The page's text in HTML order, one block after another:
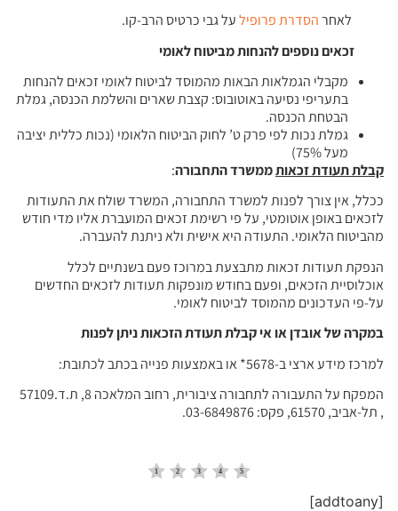
לאחרהסדרת פרופילעל גבי כרטיס הרב-קו.
זכאים נוספים להנחות מביטוח לאומי
מקבלי הגמלאות הבאות מהמוסד לביטוח לאומי זכאים להנחות
בתעריפי נסיעה באוטובוס: קצבת שארים והשלמת הכנסה, גמלת
הבטחת הכנסה.
גמלת נכות לפי פרק ט’ לחוק הביטוח הלאומי (נכות כללית יציבה
מעל 75%)
קבלת תעודת זכאותממשרד התחבורה:
ככלל, אין צורך לפנות למשרד התחבורה, המשרד שולח את התעודות
לזכאים באופן אוטומטי, על פי רשימת זכאים המועברת אליו מדי חודש
מהביטוח הלאומי. התעודה היא אישית ולא ניתנת להעברה.
הנפקת תעודות זכאות מתבצעת במרוכז פעם בשנתיים לכלל
אוכלוסיית הזכאים, ופעם בחודש מונפקות תעודות לזכאים החדשים
על-פי העדכונים מהמוסד לביטוח לאומי.
במקרה של אובדן או אי קבלת תעודת הזכאות ניתן לפנות
למרכז מידע ארצי ב-5678* או באמצעות פנייה בכתב לכתובת:
המפקח על התעבורה לתחבורה ציבורית, רחוב המלאכה 8, ת.ד.57109
, תל-אביב, 61570, פקס: 03-6849876.
[addtoany]